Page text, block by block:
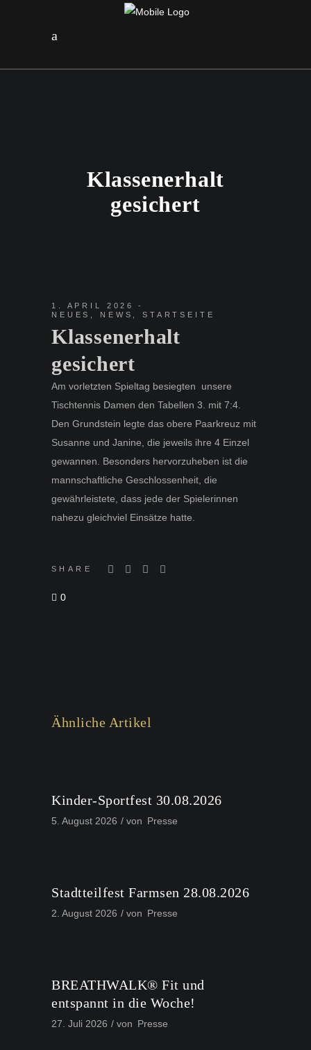
Klassenerhalt
gesichert
1. APRIL 2026
NEUES
NEWS ,STARTSEITE
Klassenerhalt
gesichert
Am vorletzten Spieltag besiegten unsere
Tischtennis Damen den Tabellen 3. mit 7:4.
Den Grundstein legte das obere Paarkreuz mit
Susanne und Janine, die jeweils ihre 4 Einzel
gewannen. Besonders hervorzuheben ist die
mannschaftliche Geschlossenheit, die
gewährleistete, dass jede der Spielerinnen
nahezu gleichviel Einsätze hatte.
SHARE
0
Ähnliche Artikel
Kinder-Sportfest 30.08.2026
5. August 2026 von Presse
Stadtteilfest Farmsen 28.08.2026
2. August 2026 von Presse
BREATHWALK® Fit und
entspannt in die Woche!
27. Juli 2026 von Presse